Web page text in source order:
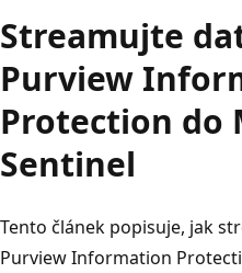
Streamujte
Purview
Protection do
Sentinel
Tento článek popisuje, jak
Purview Information